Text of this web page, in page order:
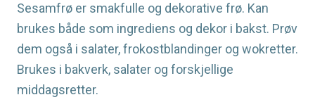
Sesamfrø er smakfulle og dekorative frø. Kan
brukes både som ingrediens og dekor i bakst. Prøv
dem også i salater, frokostblandinger og wokretter.
Brukes i bakverk, salater og forskjellige
middagsretter.